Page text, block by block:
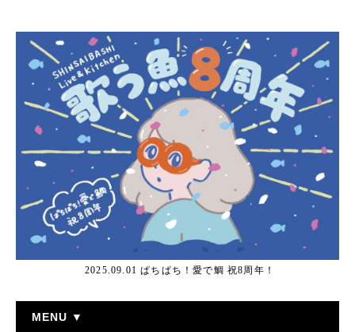
2025.09.01 ぱちぱち！愛で鯛 祝8周年！
MENU ▼